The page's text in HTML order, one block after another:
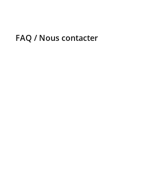
FAQ / Nous contacter